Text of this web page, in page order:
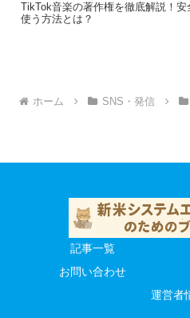
TikTok音楽の著作権を徹底解説！安
使う方法とは？
ホーム SNS・発信
記事一覧
お問い合わせ
運営者